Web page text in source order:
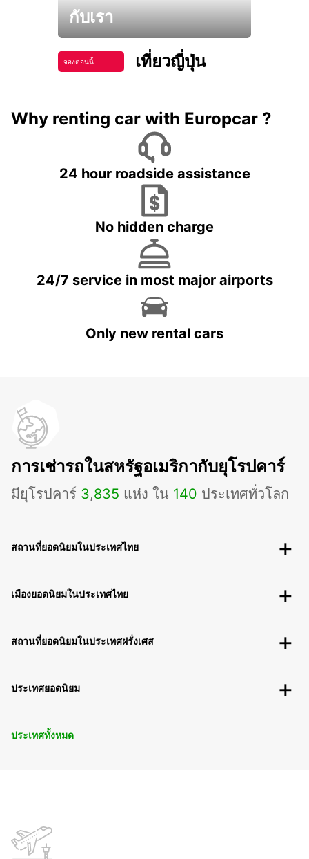
กับเรา
จองตอนนี้ เที่ยวญี่ปุ่น
Why renting car with Europcar ?
24 hour roadside assistance
No hidden charge
24/7 service in most major airports
Only new rental cars
การเช่ารถในสหรัฐอเมริกากับยุโรปคาร์
มียุโรปคาร์ 3,835 แห่ง ใน 140 ประเทศทั่วโลก
สถานที่ยอดนิยมในประเทศไทย
เมืองยอดนิยมในประเทศไทย
สถานที่ยอดนิยมในประเทศฝรั่งเศส
ประเทศยอดนิยม
ประเทศทั้งหมด